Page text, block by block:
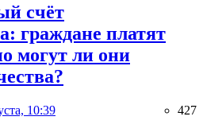
счёт
граждане платят
могут ли они
10:39 427